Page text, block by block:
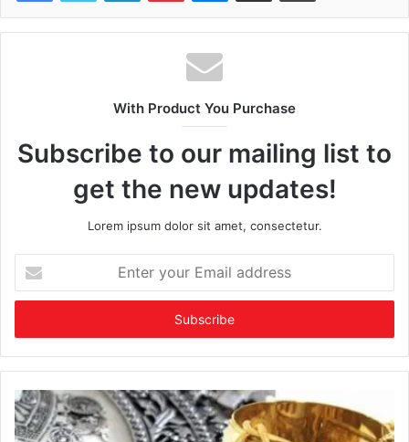
With Product You Purchase
Subscribe to our mailing list to
get the new updates!
Lorem ipsum dolor sit amet, consectetur.
your
Email